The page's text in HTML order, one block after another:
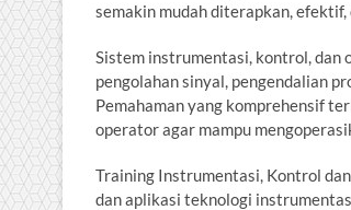
semakin mudah diterapkan,
Sistem instrumentasi, kontrol, dan
pengolahan sinyal, pengendalian
Pemahaman yang komprehensif
operator agar mampu
Training Instrumentasi, Kontrol
dan aplikasi teknologi